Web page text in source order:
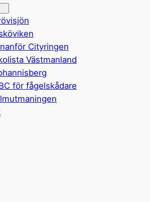
Cityringen
Västmanland
för fågelskådare